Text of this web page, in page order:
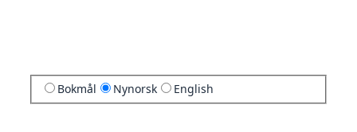
Bokmål Nynorsk English